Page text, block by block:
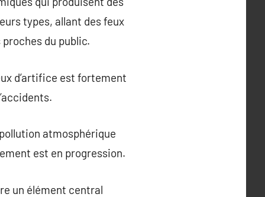
types, allant des feux
du public.
d’artifice est fortement
atmosphérique
est en progression.
un élément central